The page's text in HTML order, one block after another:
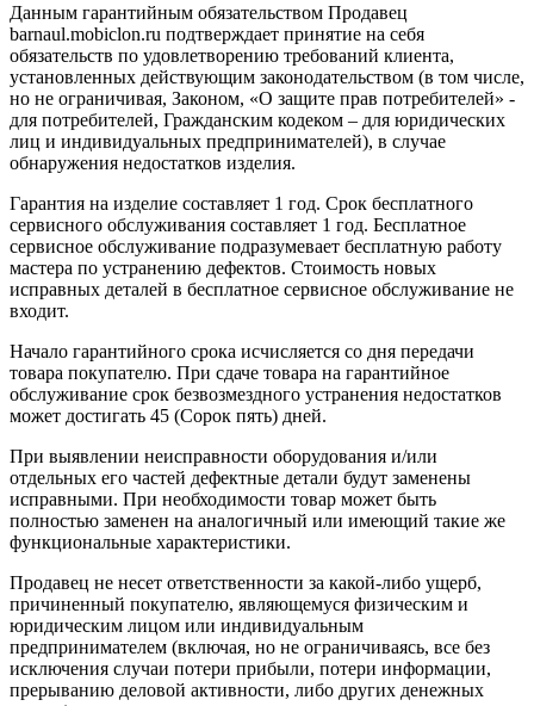
Данным гарантийным обязательством Продавец
barnaul.mobiclon.ru подтверждает принятие на себя
обязательств по удовлетворению требований клиента,
установленных действующим законодательством (в том числе,
но не ограничивая, Законом, «О защите прав потребителей» -
для потребителей, Гражданским кодеком – для юридических
лиц и индивидуальных предпринимателей), в случае
обнаружения недостатков изделия.
Гарантия на изделие составляет 1 год. Срок бесплатного
сервисного обслуживания составляет 1 год. Бесплатное
сервисное обслуживание подразумевает бесплатную работу
мастера по устранению дефектов. Стоимость новых
исправных деталей в бесплатное сервисное обслуживание не
входит.
Начало гарантийного срока исчисляется со дня передачи
товара покупателю. При сдаче товара на гарантийное
обслуживание срок безвозмездного устранения недостатков
может достигать 45 (Сорок пять) дней.
При выявлении неисправности оборудования и/или
отдельных его частей дефектные детали будут заменены
исправными. При необходимости товар может быть
полностью заменен на аналогичный или имеющий такие же
функциональные характеристики.
Продавец не несет ответственности за какой-либо ущерб,
причиненный покупателю, являющемуся физическим и
юридическим лицом или индивидуальным
предпринимателем (включая, но не ограничиваясь, все без
исключения случаи потери прибыли, потери информации,
прерыванию деловой активности, либо других денежных